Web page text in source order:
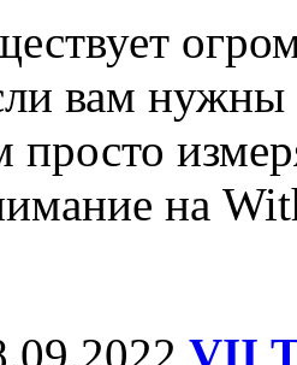
вам нужны
на